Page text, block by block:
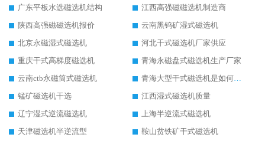
广东平板水选磁选机结构
江西高强磁磁选机制造商
陕西高强磁磁选机报价
云南黑钨矿湿式磁选机
北京永磁湿式磁选机
河北干式磁选机厂家供应
重庆干式高梯度磁选机
青海永磁盘式磁选机生产厂家
云南ctb永磁筒式磁选机
青海大型干式磁选机是如何选矿的
锰矿磁选机干选
江西湿式磁选机质量
辽宁湿式逆流磁选机
上海半逆流式磁选机
天津磁选机半逆流型
鞍山贫铁矿干式磁选机